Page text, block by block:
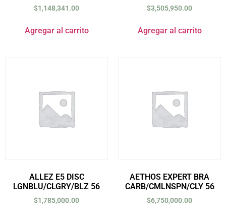
$1,148,341.00
Agregar al carrito
$3,505,950.00
Agregar al carrito
ALLEZ E5 DISC
LGNBLU/CLGRY/BLZ 56
$1,785,000.00
AETHOS EXPERT BRA
CARB/CMLNSPN/CLY 56
$6,750,000.00